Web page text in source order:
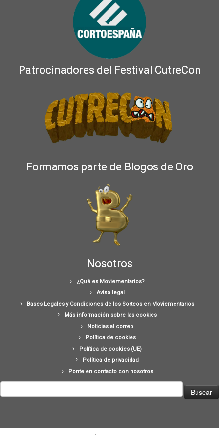
Patrocinadores del Festival CutreCon
Formamos parte de Blogos de Oro
Nosotros
¿Qué es Moviementarios?
Aviso legal
Bases Legales y Condiciones de los Sorteos en Moviementarios
Más información sobre las cookies
Noticias al correo
Política de cookies
Política de cookies (UE)
Política de privacidad
Ponte en contacto con nosotros